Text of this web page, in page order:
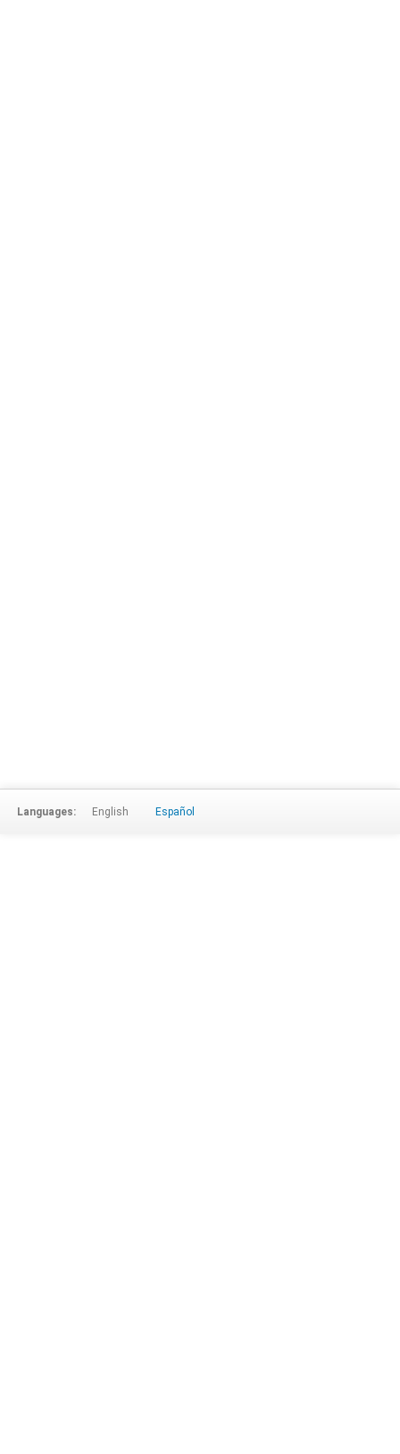
Languages: English Español